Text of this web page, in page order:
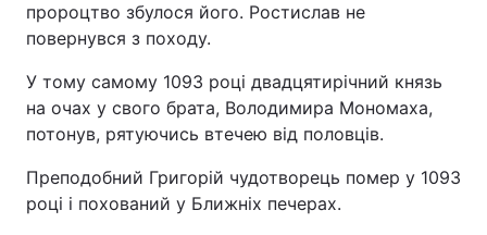
Тема оформлення
пророцтво збулося його. Ростислав не
повернувся з походу.
У тому самому 1093 році двадцятирічний князь
на очах у свого брата, Володимира Мономаха,
потонув, рятуючись втечею від половців.
Преподобний Григорій чудотворець помер у 1093
році і похований у Ближніх печерах.